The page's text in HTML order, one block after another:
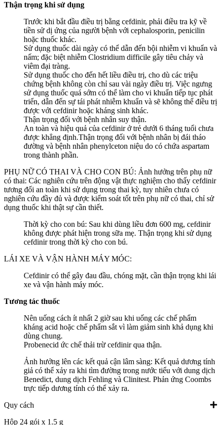
Thận trọng khi sử dụng
Trước khi bắt đầu điều trị bằng cefdinir, phải điều tra kỹ về
tiền sử dị ứng của người bệnh với cephalosporin, penicilin
hoặc thuốc khác.
Sử dụng thuốc dài ngày có thể dẫn đến bội nhiễm vi khuẩn và
nấm; đặc biệt nhiễm Clostridium difficile gây tiêu chảy và
viêm đại tràng.
Sử dụng thuốc cho đến hết liều điều trị, cho dù các triệu
chứng bệnh không còn chỉ sau vài ngày điều trị. Việc ngưng
sử dụng thuốc quá sớm có thể làm cho vi khuẩn tiếp tục phát
triển, dẫn đến sự tái phát nhiễm khuẩn và sẽ không thể điều trị
được với cefdinir hoặc kháng sinh khác.
Thận trọng đối với bệnh nhân suy thận.
An toàn và hiệu quả của cefdinir ở trẻ dưới 6 tháng tuổi chưa
được khẳng định.Thận trọng đối với bệnh nhân bị đái tháo
đường và bệnh nhân phenylceton niệu do có chứa aspartam
trong thành phần.
PHỤ NỮ CÓ THAI VÀ CHO CON BÚ: Ảnh hưởng trên phụ nữ
có thai: Các nghiên cứu trên động vật thực nghiệm cho thấy cefdinir
tương đối an toàn khi sử dụng trong thai kỳ, tuy nhiên chưa có
nghiên cứu đầy đủ và được kiểm soát tốt trên phụ nữ có thai, chỉ sử
dụng thuốc khi thật sự cần thiết.
Thời kỳ cho con bú: Sau khi dùng liều đơn 600 mg, cefdinir
không được phát hiện trong sữa mẹ. Thận trọng khi sử dụng
cefdinir trong thời kỳ cho con bú.
LÁI XE VÀ VẬN HÀNH MÁY MÓC:
Cefdinir có thể gây đau đầu, chóng mặt, cần thận trọng khi lái
xe và vận hành máy móc.
Tương tác thuốc
Nên uống cách ít nhất 2 giờ sau khi uống các chế phẩm
kháng acid hoặc chế phẩm sắt vì làm giảm sinh khả dụng khi
dùng chung.
Probenecid ức chế thải trừ cefdinir qua thận.
Ảnh hưởng lên các kết quả cận lâm sàng: Kết quả dương tính
giả có thể xảy ra khi tìm đường trong nước tiểu với dung dịch
Benedict, dung dịch Fehling và Clinitest. Phản ứng Coombs
trực tiếp dương tính có thể xảy ra.
Quy cách
Hộp 24 gói x 1.5 g